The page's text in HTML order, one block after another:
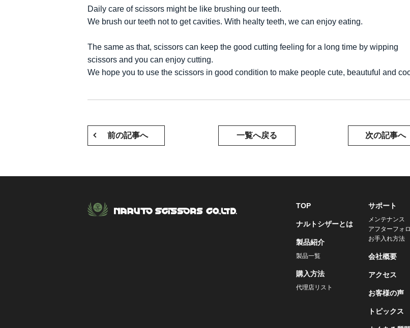
Daily care of scissors might be like brushing our teeth.
We brush our teeth not to get cavities. With healty teeth, we can enjoy eating.
The same as that, scissors can keep the good cutting feeling for a long time by wipping
scissors and you can enjoy cutting.
We hope you to use the scissors in good condition to make people cute, beautuful and
前の記事へ 一覧へ戻る 次の記事へ
TOP
ナルトシザーとは
製品紹介
製品一覧
購入方法
代理店リスト
サポート
メンテナンス
アフターフォ
お手入れ方法
会社概要
アクセス
お客様の声
トピックス